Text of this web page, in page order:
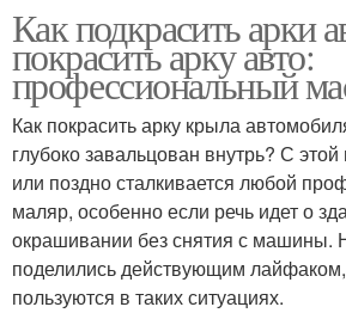
Как подкрасить арки
покрасить арку авто:
профессиональный
Как покрасить арку крыла
глубоко завальцован внутрь? С
или поздно сталкивается любой
маляр, особенно если речь идет о
окрашивании без снятия с машины.
поделились действующим
пользуются в таких ситуациях.